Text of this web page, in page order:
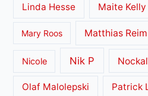
Linda Hesse Maite Kelly
Mary Roos Matthias Reim
Nicole Nik P
Olaf Malolepski Patrick